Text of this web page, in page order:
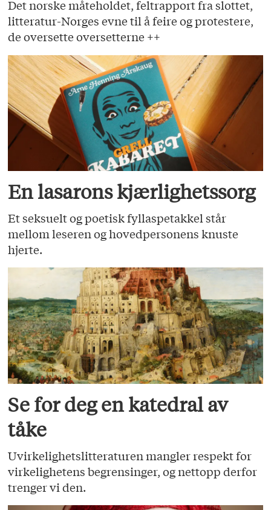
Det norske måteholdet, feltrapport fra slottet,
litteratur-Norges evne til å feire og protestere,
de oversette oversetterne ++
En lasarons kjærlighetssorg
Et seksuelt og poetisk fyllaspetakkel står
mellom leseren og hovedpersonens knuste
hjerte.
Se for deg en katedral av
tåke
Uvirkelighetslitteraturen mangler respekt for
virkelighetens begrensinger, og nettopp derfor
trenger vi den.